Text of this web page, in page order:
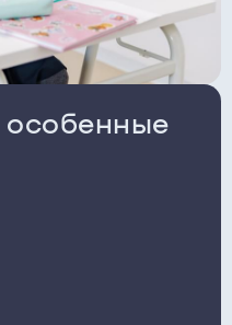
особенные